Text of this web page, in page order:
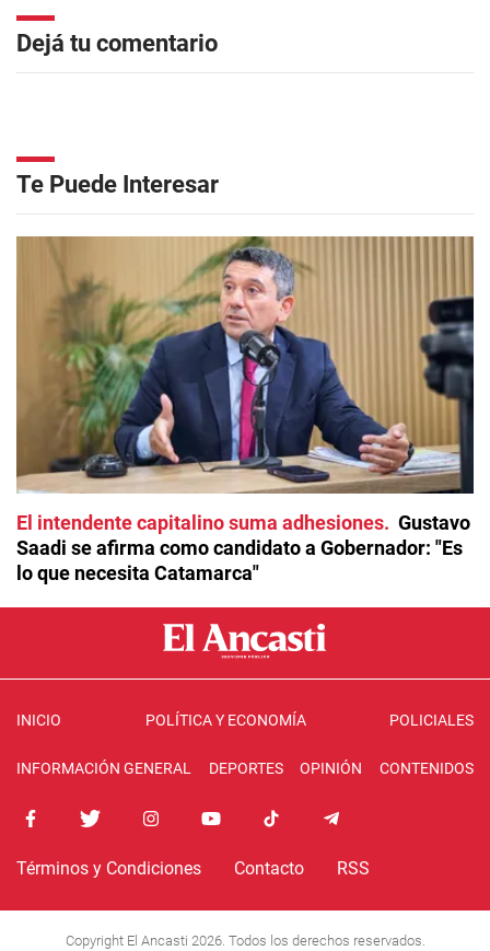
Dejá tu comentario
Te Puede Interesar
El intendente capitalino suma adhesiones
Gustavo
Saadi se afirma como candidato a Gobernador: "Es
lo que necesita Catamarca"
INICIO POLÍTICA Y ECONOMÍA POLICIALES
INFORMACIÓN GENERAL DEPORTES OPINIÓN CONTENIDOS
Términos y Condiciones Contacto RSS
Copyright El Ancasti 2026. Todos los derechos reservados.